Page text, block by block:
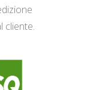
cliente.